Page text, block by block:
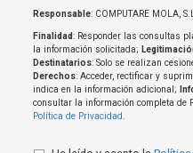
Responsable: COMPUTARE MOLA,
Finalidad: Responder las consultas
la información solicitada;
Destinatarios: Solo se realizan
Derechos: Acceder, rectificar y
indica en la información adicional;
consultar la información completa de
Política de Privacidad